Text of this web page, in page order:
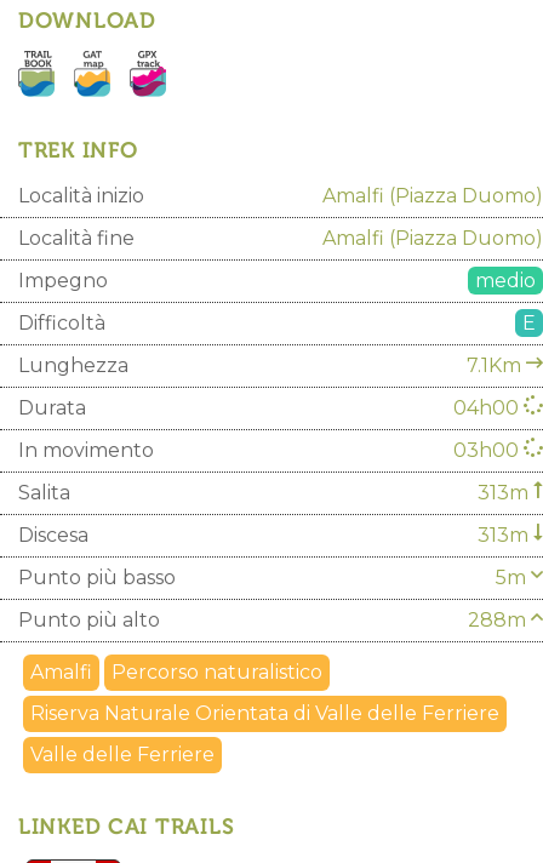
DOWNLOAD
TREK INFO
Località inizio Amalfi (Piazza Duomo)
Località fine
Amalfi (Piazza Duomo)
Impegno
medio
Difficoltà
E
Lunghezza
7.1Km
Durata
04h00
In movimento
03h00
Salita
313m
Discesa
313m
Punto più basso
5m
Punto più alto
288m
Amalfi
Percorso naturalistico
Riserva Naturale Orientata di Valle delle Ferriere
Valle delle Ferriere
LINKED CAI TRAILS